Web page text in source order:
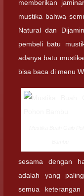
memberikan
mustika bahwa
Natural dan
pembeli batu
adanya batu
bisa baca di menu
sesama dengan
adalah yang
semua